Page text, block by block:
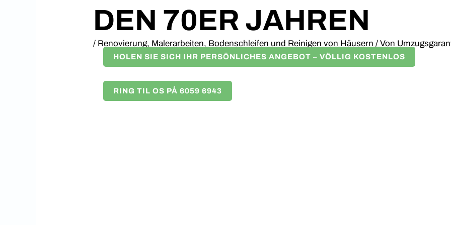
DEN 70ER JAHREN
/ Renovierung, Malerarbeiten, Bodenschleifen und Reinigen von Häusern / Von
HOLEN SIE SICH IHR PERSÖNLICHES ANGEBOT – VÖLLIG KOSTENLOS
RING TIL OS PÅ 6059 6943